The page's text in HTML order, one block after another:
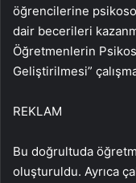
öğrencilerine
dair becerileri
Öğretmenlerin
Geliştirilmesi”
REKLAM
Bu doğrultuda
oluşturuldu. Ayrıca